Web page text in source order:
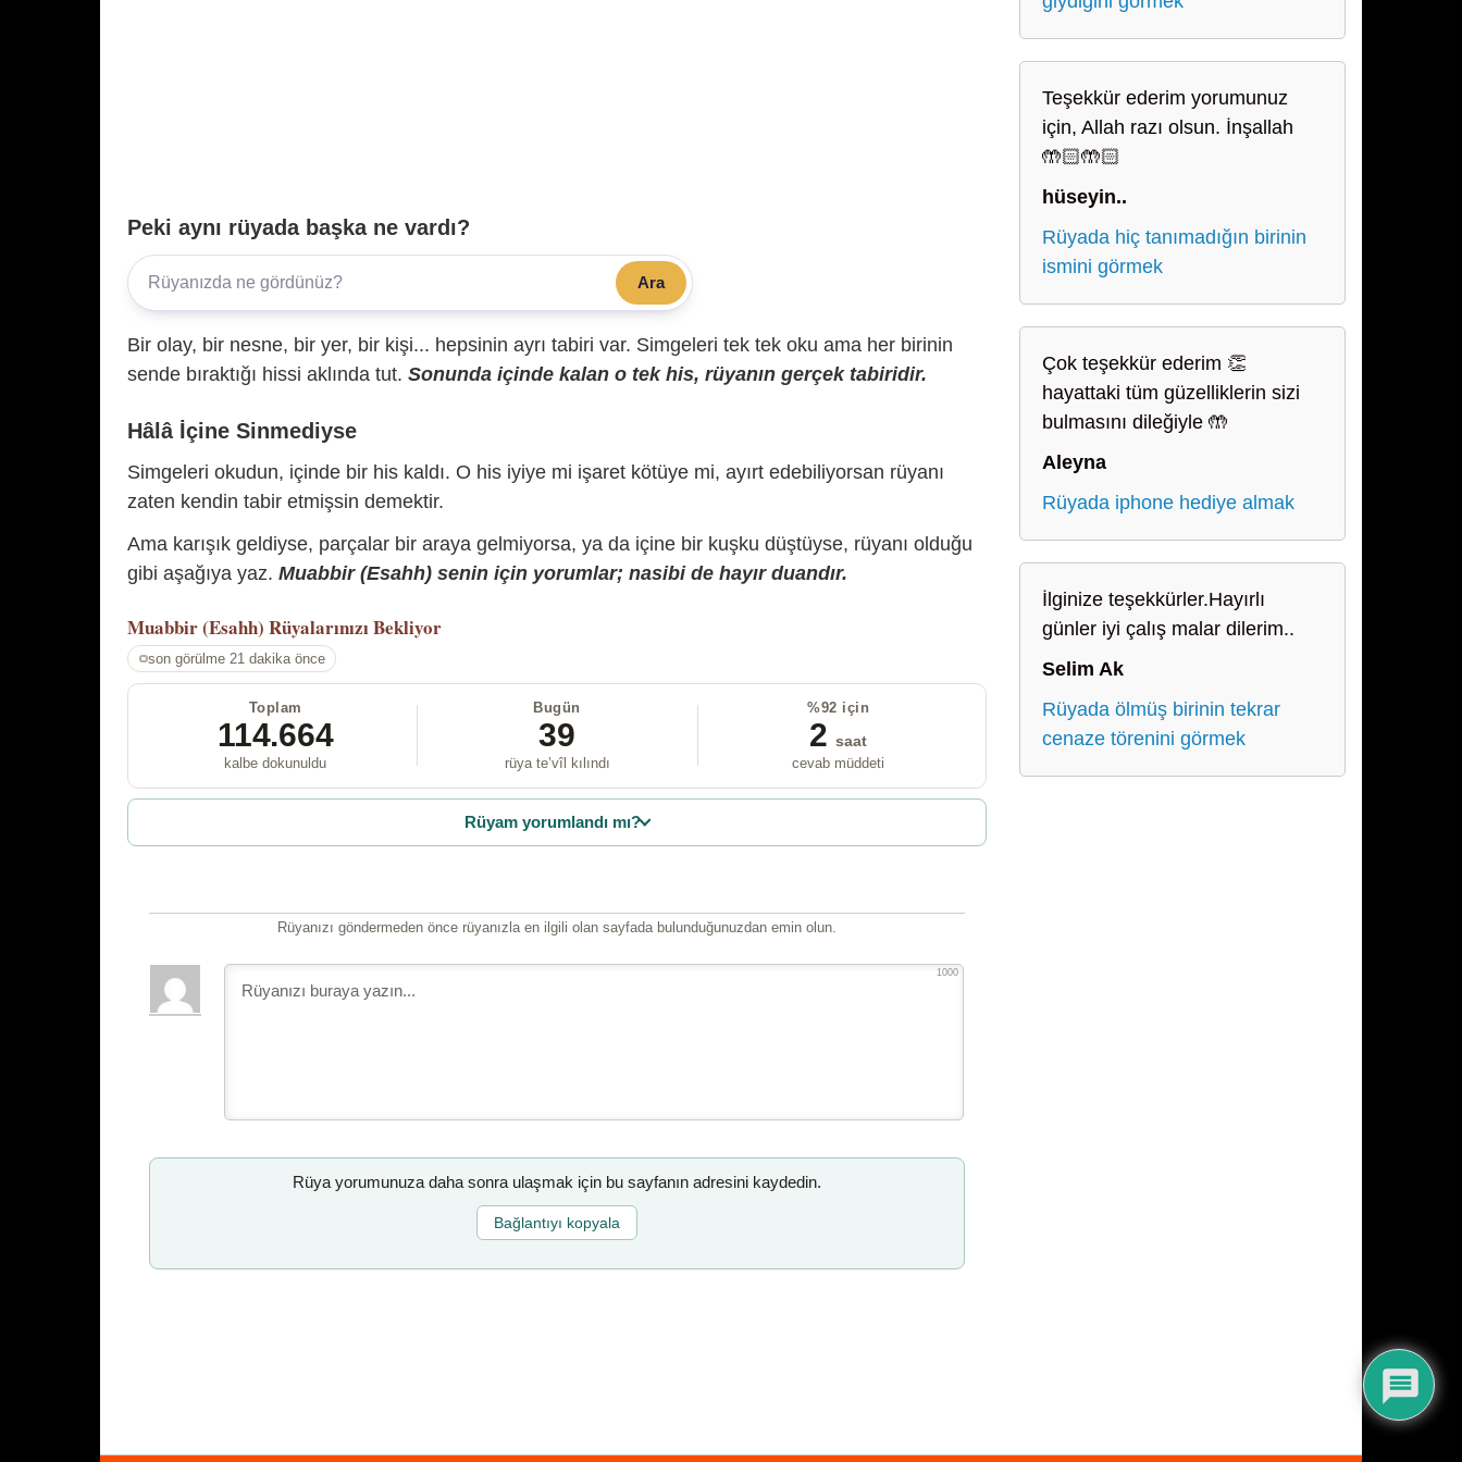
Peki aynı rüyada başka ne vardı?
Ara
Bir olay, bir nesne, bir yer, bir kişi... hepsinin ayrı tabiri var. Simgeleri tek tek oku ama her birinin
sende bıraktığı hissi aklında tut. Sonunda içinde kalan o tek his, rüyanın gerçek tabiridir.
Hâlâ İçine Sinmediyse
Simgeleri okudun, içinde bir his kaldı. O his iyiye mi işaret kötüye mi, ayırt edebiliyorsan rüyanı
zaten kendin tabir etmişsin demektir.
Ama karışık geldiyse, parçalar bir araya gelmiyorsa, ya da içine bir kuşku düştüyse, rüyanı olduğu
gibi aşağıya yaz. Muabbir (Esahh) senin için yorumlar; nasibi de hayır duandır.
Muabbir (Esahh) Rüyalarınızı Bekliyor
son görülme 21 dakika önce
Toplam
114.664
kalbe dokunuldu
Bugün
39
rüya te’vîl kılındı
%92 için
2 saat
cevab müddeti
Rüyam yorumlandı mı?
Rüyanızı göndermeden önce rüyanızla en ilgili olan sayfada bulunduğunuzdan emin olun.
1000
Rüya yorumunuza daha sonra ulaşmak için bu sayfanın adresini kaydedin.
Bağlantıyı kopyala
Teşekkür ederim yorumunuz
için, Allah razı olsun. İnşallah
🤲🏻🤲🏻
hüseyin..
Rüyada hiç tanımadığın birinin
ismini görmek
Çok teşekkür ederim 👏
hayattaki tüm güzelliklerin sizi
bulmasını dileğiyle 🤲
Aleyna
Rüyada iphone hediye almak
İlginize teşekkürler.Hayırlı
günler iyi çalış malar dilerim..
Selim Ak
Rüyada ölmüş birinin tekrar
cenaze törenini görmek